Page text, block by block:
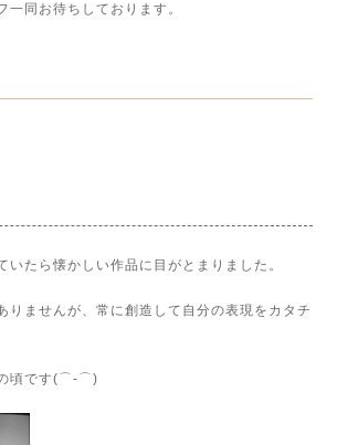
一同お待ちしております。
いたら懐かしい作品に目がとまりました。
りませんが、常に創造して自分の表現をカタチ
頃です(⌒‐⌒)